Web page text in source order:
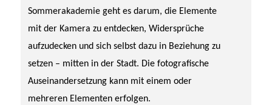
Sommerakademie geht es darum, die Elemente
mit der Kamera zu entdecken, Widersprüche
aufzudecken und sich selbst dazu in Beziehung zu
setzen – mitten in der Stadt. Die fotografische
Auseinandersetzung kann mit einem oder
mehreren Elementen erfolgen.